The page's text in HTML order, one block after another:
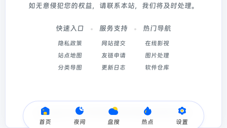
首页 夜间 盘搜 热点 设置
如无意侵犯您的权益，请联系本站，我们将及时处理。
快速入口
隐私政策
站点地图
分类导图
服务支持
网站提交
友链申请
更新日志
热门导航
在线影视
图片处理
软件仓库
Copyright © 2026 星书签导航 冀ICP备2022003214号-5